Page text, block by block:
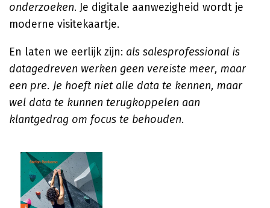
onderzoeken. Je digitale aanwezigheid wordt je
moderne visitekaartje.
En laten we eerlijk zijn: als salesprofessional is
datagedreven werken geen vereiste meer, maar
een pre. Je hoeft niet alle data te kennen, maar
wel data te kunnen terugkoppelen aan
klantgedrag om focus te behouden.